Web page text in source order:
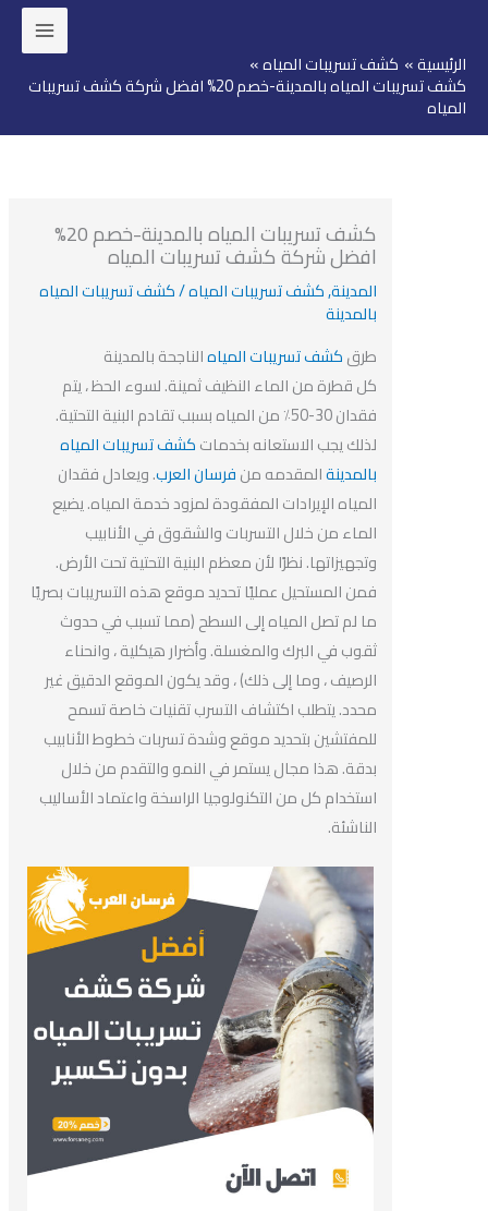
كشف تسريبات المياه
كشف تسريبات المياه بالمدينة-خصم 20% افضل شركة كشف تسريبات
كشف تسريبات المياه بالمدينة-خصم 20%
افضل شركة كشف تسريبات المياه
المدينة,كشف تسريبات المياه/كشف تسريبات المياه
بالمدينة
كشف تسريبات المياهالناجحة بالمدينة
كل قطرة من الماء النظيف ثمينة. لسوء الحظ ، يتم
فقدان 30-50٪ من المياه بسبب تقادم البنية التحتية.
لذلك يجب الاستعانه بخدماتكشف تسريبات المياه
بالمدينةالمقدمه منفرسان العرب. ويعادل فقدان
المياه الإيرادات المفقودة لمزود خدمة المياه. يضيع
الماء من خلال التسربات والشقوق في الأنابيب
وتجهيزاتها. نظرًا لأن معظم البنية التحتية تحت الأرض.
فمن المستحيل عمليًا تحديد موقع هذه التسريبات بصريًا
ما لم تصل المياه إلى السطح (مما تسبب في حدوث
ثقوب في البرك والمغسلة. وأضرار هيكلية ، وانحناء
الرصيف ، وما إلى ذلك) ، وقد يكون الموقع الدقيق غير
محدد. يتطلب اكتشاف التسرب تقنيات خاصة تسمح
للمفتشين بتحديد موقع وشدة تسربات خطوط الأنابيب
بدقة. هذا مجال يستمر في النمو والتقدم من خلال
استخدام كل من التكنولوجيا الراسخة واعتماد الأساليب
الناشئة.